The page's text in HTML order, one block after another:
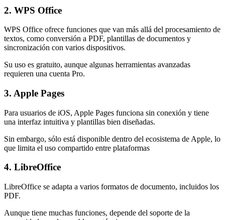
2. WPS Office
WPS Office ofrece funciones que van más allá del procesamiento de
textos, como conversión a PDF, plantillas de documentos y
sincronización con varios dispositivos.
Su uso es gratuito, aunque algunas herramientas avanzadas
requieren una cuenta Pro.
3. Apple Pages
Para usuarios de iOS, Apple Pages funciona sin conexión y tiene
una interfaz intuitiva y plantillas bien diseñadas.
Sin embargo, sólo está disponible dentro del ecosistema de Apple, lo
que limita el uso compartido entre plataformas
4. LibreOffice
LibreOffice se adapta a varios formatos de documento, incluidos los
PDF.
Aunque tiene muchas funciones, depende del soporte de la